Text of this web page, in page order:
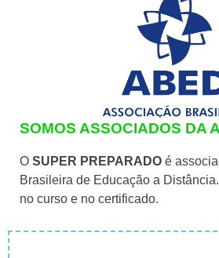
SOMOS ASSOCIADOS DA
O SUPER PREPARADO é
Brasileira de Educação a
no curso e no certificado.